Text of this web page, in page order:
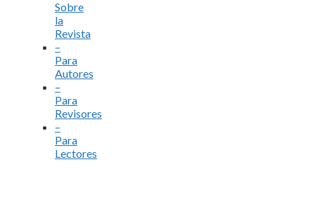
Sobre
la
Revista
–
Para
Autores
–
Para
Revisores
–
Para
Lectores